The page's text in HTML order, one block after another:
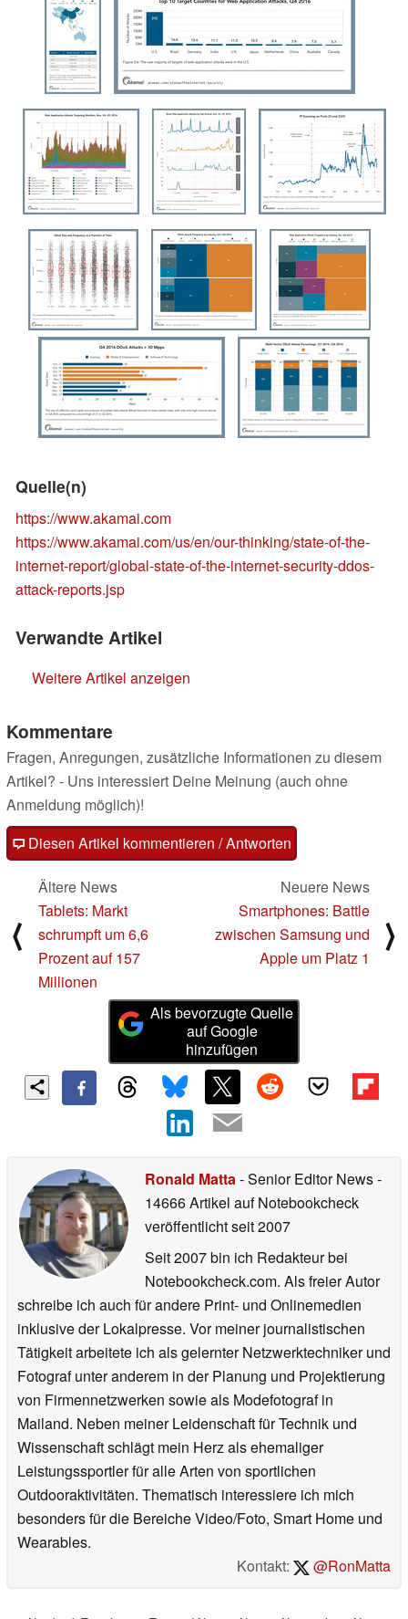
Quelle(n)
https://www.akamai.com
https://www.akamai.com/us/en/our-thinking/state-of-the-
internet-report/global-state-of-the-internet-security-ddos-
attack-reports.jsp
Verwandte Artikel
Weitere Artikel anzeigen
Kommentare
Fragen, Anregungen, zusätzliche Informationen zu diesem
Artikel? - Uns interessiert Deine Meinung (auch ohne
Anmeldung möglich)!
Diesen Artikel kommentieren / Antworten
⟨
Ältere News
Tablets: Markt
schrumpft um 6,6
Prozent auf 157
Millionen
Neuere News
Smartphones: Battle
zwischen Samsung und
Apple um Platz 1
⟩
Als bevorzugte Quelle
auf Google
hinzufügen
Ronald Matta- Senior Editor News-
14666 Artikel auf Notebookcheck
veröffentlichtseit 2007
Seit 2007 bin ich Redakteur bei
Notebookcheck.com. Als freier Autor
schreibe ich auch für andere Print- und Onlinemedien
inklusive der Lokalpresse. Vor meiner journalistischen
Tätigkeit arbeitete ich als gelernter Netzwerktechniker und
Fotograf unter anderem in der Planung und Projektierung
von Firmennetzwerken sowie als Modefotograf in
Mailand. Neben meiner Leidenschaft für Technik und
Wissenschaft schlägt mein Herz als ehemaliger
Leistungssportler für alle Arten von sportlichen
Outdooraktivitäten. Thematisch interessiere ich mich
besonders für die Bereiche Video/Foto, Smart Home und
Wearables.
Kontakt:
@RonMatta